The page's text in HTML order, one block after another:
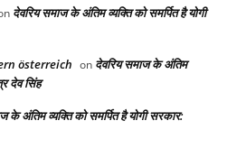
देवरिय समाज के अंतिम व्यक्ति को समर्पित है योगी
österreich on देवरिय समाज के अंतिम
देव सिंह
के अंतिम व्यक्ति को समर्पित है योगी सरकार: